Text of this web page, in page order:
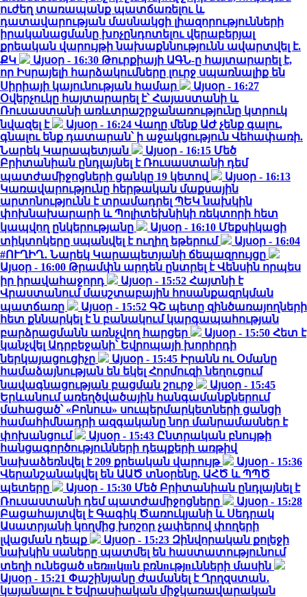
ուժեղ տառապանք պատճառելու և
դատավարության մասնակցի լիազորությունների
իրականացմանը խոչընդոտելու վերաբերյալ
քրեական վարույթի նախաքննությունն ավարտվել է.
ՔԿ
Այսօր - 16:30 Թուրքիայի ԱԳՆ-ը հայտարարել է,
որ Իսրայելի հարձակումները լուրջ սպառնալիք են
Սիրիայի կայունության համար
Այսօր - 16:27
Օվերչուկը հայտարարել է՝ Հայաստանի և
Ռուսաստանի առևտրաշրջանառությունը կտրուկ
նվազել է
Այսօր - 16:24 Վաղը մենք ԱԺ չենք գալու,
գնալու ենք դատարան՝ ի աջակցություն Վեհափառի.
Նարեկ Կարապետյան
Այսօր - 16:15 Մեծ
Բրիտանիան ընդլայնել է Ռուսաստանի դեմ
պատժամիջոցների ցանկը 19 կետով
Այսօր - 16:13
Կառավարությունը հերթական մաքսային
արտոնությունն է տրամադրել ՊԵԿ նախկին
փոխնախարարի և Պոլիտեխնիկի ռեկտորի հետ
կապվող ընկերությանը
Այսօր - 16:10 Մեքսիկացի
տիկտոկերը սպանվել է ուղիղ եթերում
Այսօր - 16:04
#ՈՒՂԻՂ․ Նարեկ Կարապետյանի ճեպազրույցը
Այսօր - 16:00 Թրամփն արդեն ընտրել է Վենսին որպես
իր իրավահաջորդ
Այսօր - 15:52 Հայտնի է
Վրաստանում մասշտաբային հոսանքազրկման
պատճառը
Այսօր - 15:52 ԳՇ պետը զինծառայողների
հետ քննարկել է ն բանակում կարգապահության
բարձրացմանն առնչվող հարցեր
Այսօր - 15:50 Հետ է
կանչվել Ադրբեջանի՝ Եվրոպայի խորհրդի
ներկայացուցիչը
Այսօր - 15:45 Իրանն ու Օմանը
համաձայնության են եկել Հորմուզի նեղուցում
նավագնացության բացման շուրջ
Այսօր - 15:45
Երևանում առեղծվածային հանգամանքներում
մահացած՝ «Բոնուս» սուպերմարկետների ցանցի
համահիմնադրի ազգականը նոր մանրամասներ է
փոխանցում
Այսօր - 15:43 Ընտրական բնույթի
հանցագործությունների դեպքերի առթիվ
նախաձեռնվել է 209 քրեական վարույթ
Այսօր - 15:36
Վերանշանակվել են ԱԱԾ տնօրենը, ԱՀԾ և ՊՊԾ
պետերը
Այսօր - 15:30 Մեծ Բրիտանիան ընդլայնել է
Ռուսաստանի դեմ պատժամիջոցները
Այսօր - 15:28
Բացահայտվել է Գագիկ Ծառուկյանի և Սեդրակ
Ասատրյանի կողմից խոշոր չափերով փողերի
լվացման դեպք
Այսօր - 15:23 Զինվորական քոլեջի
նախկին սաները պատմել են հաստատությունում
տեղի ունեցած uեռшկшն բռնnւթյnւնների մասին
Այսօր - 15:21 Փաշինյանը ժամանել է Ղրղզստան․
կայանալու է Եվրասիական միջկառավարական